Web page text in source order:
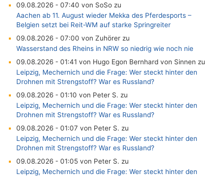
09.08.2026 - 07:40 von SoSo zu
Aachen ab 11. August wieder Mekka des Pferdesports –
Belgien setzt bei Reit-WM auf starke Springreiter
09.08.2026 - 07:00 von Zuhörer zu
Wasserstand des Rheins in NRW so niedrig wie noch nie
09.08.2026 - 01:41 von Hugo Egon Bernhard von Sinnen zu
Leipzig, Mechernich und die Frage: Wer steckt hinter den
Drohnen mit Strengstoff? War es Russland?
09.08.2026 - 01:10 von Peter S. zu
Leipzig, Mechernich und die Frage: Wer steckt hinter den
Drohnen mit Strengstoff? War es Russland?
09.08.2026 - 01:07 von Peter S. zu
Leipzig, Mechernich und die Frage: Wer steckt hinter den
Drohnen mit Strengstoff? War es Russland?
09.08.2026 - 01:05 von Peter S. zu
Leipzig, Mechernich und die Frage: Wer steckt hinter den